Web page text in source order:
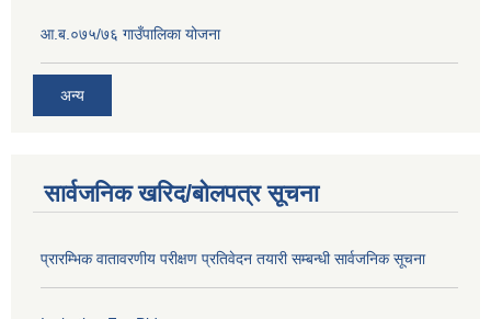
आ.ब.०७५/७६ गाउँपालिका योजना
अन्य
सार्वजनिक खरिद/बोलपत्र सूचना
प्रारम्भिक वातावरणीय परीक्षण प्रतिवेदन तयारी सम्बन्धी सार्वजनिक सूचना